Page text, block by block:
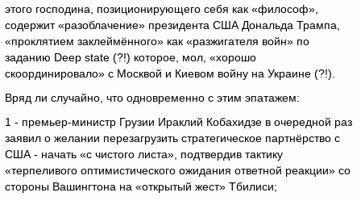
этого господина, позиционирующего себя как «философ»,
содержит «разоблачение» президента США Дональда Трампа,
«проклятием заклеймённого» как «разжигателя войн» по
заданию Deep state (?!) которое, мол, «хорошо
скоординировало» с Москвой и Киевом войну на Украине (?!).
Вряд ли случайно, что одновременно с этим эпатажем:
1 - премьер-министр Грузии Ираклий Кобахидзе в очередной раз
заявил о желании перезагрузить стратегическое партнёрство с
США - начать «с чистого листа», подтвердив тактику
«терпеливого оптимистического ожидания ответной реакции» со
стороны Вашингтона на «открытый жест» Тбилиси;